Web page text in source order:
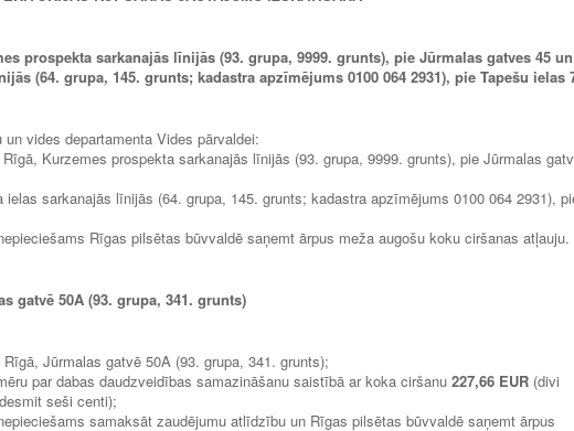
prospekta sarkanajās līnijās (93. grupa, 9999. grunts), pie Jūrmalas gatves 45 un
(64. grupa, 145. grunts; kadastra apzīmējums 0100 064 2931), pie Tapešu ielas
vides departamenta Vides pārvaldei:
Kurzemes prospekta sarkanajās līnijās (93. grupa, 9999. grunts), pie Jūrmalas
ielas sarkanajās līnijās (64. grupa, 145. grunts; kadastra apzīmējums 0100 064 2931),
Rīgas pilsētas būvvaldē saņemt ārpus meža augošu koku ciršanas atļauju.
gatvē 50A (93. grupa, 341. grunts)
Jūrmalas gatvē 50A (93. grupa, 341. grunts);
par dabas daudzveidības samazināšanu saistībā ar koka ciršanu 227,66 EUR (divi
seši centi);
samaksāt zaudējumu atlīdzību un Rīgas pilsētas būvvaldē saņemt ārpus